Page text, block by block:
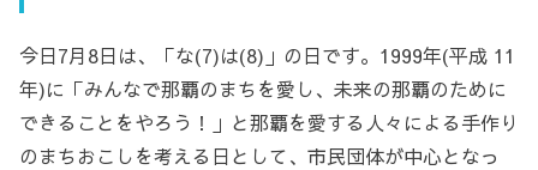
今日7月8日は、「な(7)は(8)」の日です。1999年(平成 11
年)に「みんなで那覇のまちを愛し、未来の那覇のために
できることをやろう！」と那覇を愛する人々による手作り
のまちおこしを考える日として、市民団体が中心となっ